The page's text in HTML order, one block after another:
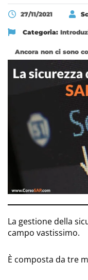
27/11/2021
Categoria:
Ancora non ci sono
La gestione della
campo vastissimo.
È composta da tre